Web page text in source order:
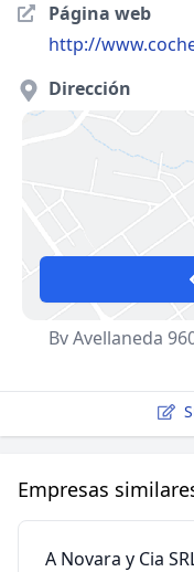
Página web
http://
Dirección
Bv Avellaneda
Empresas
A Novara y Cia